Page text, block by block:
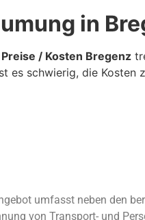
in
/ Kosten Bregenz
es schwierig, die
umfasst neben den
von Transport- und